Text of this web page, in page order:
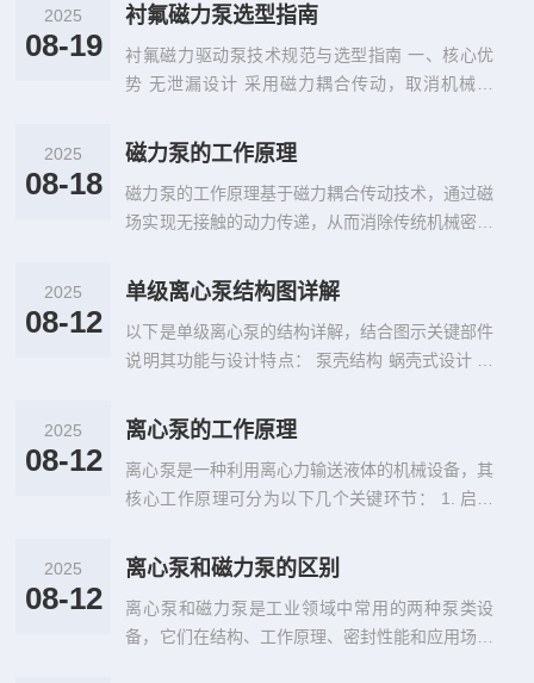
2025
08-19
衬氟磁力泵选型指南
衬氟磁力驱动泵技术规范与选型指南 一、核心优
势 无泄漏设计 采用磁力耦合传动，取消机械轴
2025
08-18
磁力泵的工作原理
磁力泵的工作原理基于‌磁力耦合传动技术‌，通过磁
场实现无接触的动力传递，从而消除传统机械密封
2025
08-12
单级离心泵结构图详解
以下是单级离心泵的结构详解，结合图示关键部件
说明其功能与设计特点： 泵壳结构 蜗壳式设计‌ 采
2025
08-12
离心泵的工作原理
离心泵是一种利用离心力输送液体的机械设备，其
核心工作原理可分为以下几个关键环节： 1. 启动
2025
08-12
离心泵和磁力泵的区别
离心泵和磁力泵是工业领域中常用的两种泵类设
备，它们在结构、工作原理、密封性能和应用场景